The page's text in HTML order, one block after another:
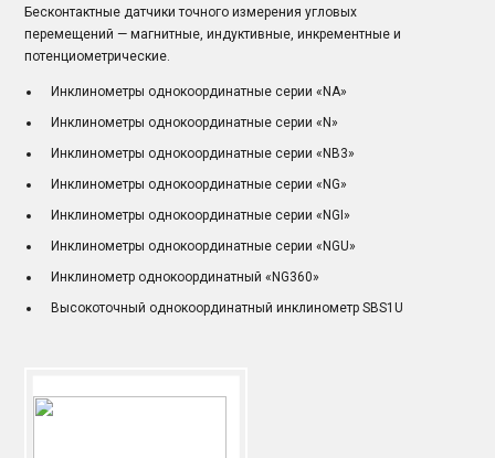
Бесконтактные датчики точного измерения угловых
перемещений — магнитные, индуктивные, инкрементные и
потенциометрические.
Инклинометры однокоординатные серии «NA»
Инклинометры однокоординатные серии «N»
Инклинометры однокоординатные серии «NB3»
Инклинометры однокоординатные серии «NG»
Инклинометры однокоординатные серии «NGI»
Инклинометры однокоординатные серии «NGU»
Инклинометр однокоординатный «NG360»
Высокоточный однокоординатный инклинометр SBS1U